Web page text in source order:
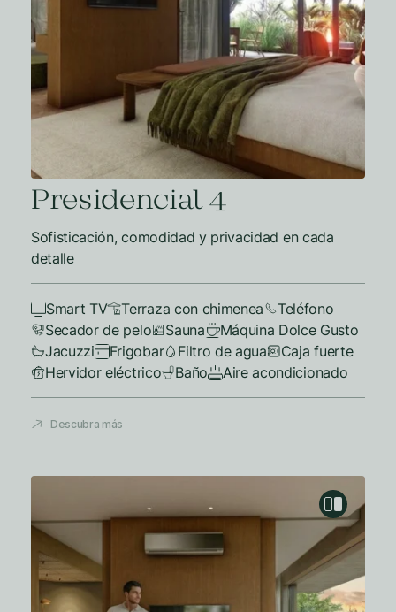
Presidencial 4
Sofisticación, comodidad y privacidad en cada
detalle
Smart TV Terraza con chimenea
Teléfono
Secador de pelo
Sauna
Máquina Dolce Gusto
Jacuzzi
Frigobar Filtro de agua
Caja fuerte
Hervidor eléctrico
Baño Aire acondicionado
Descubra más